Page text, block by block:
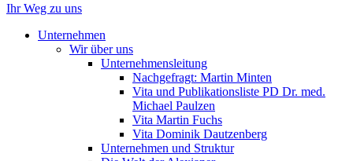
Ihr Weg zu uns
Unternehmen
Wir über uns
Unternehmensleitung
Nachgefragt: Martin Minten
Vita und Publikationsliste PD Dr. med.
Michael Paulzen
Vita Martin Fuchs
Vita Dominik Dautzenberg
Unternehmen und Struktur